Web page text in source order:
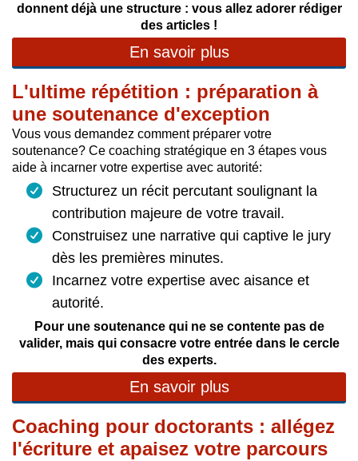
donnent déjà une structure : vous allez adorer rédiger
des articles !
En savoir plus
L'ultime répétition : préparation à
une soutenance d'exception
Vous vous demandez comment préparer votre
soutenance? Ce coaching stratégique en 3 étapes vous
aide à incarner votre expertise avec autorité:
Structurez un récit percutant soulignant la
contribution majeure de votre travail.
Construisez une narrative qui captive le jury
dès les premières minutes.
Incarnez votre expertise avec aisance et
autorité.
Pour une soutenance qui ne se contente pas de
valider, mais qui consacre votre entrée dans le cercle
des experts.
En savoir plus
Coaching pour doctorants : allégez
l'écriture et apaisez votre parcours